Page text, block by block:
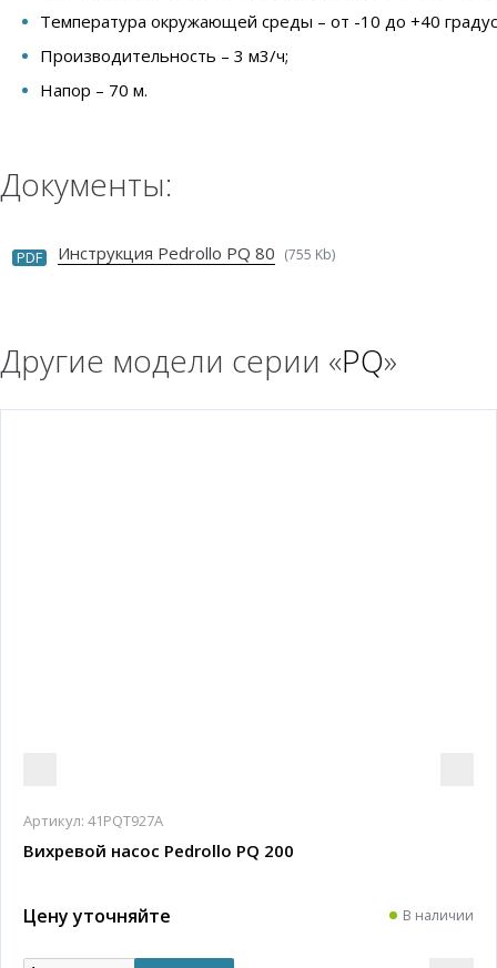
Температура окружающей среды – от -10 до +40
Производительность – 3 м3/ч;
Напор – 70 м.
Документы:
PDF Инструкция Pedrollo PQ 80 (755 Kb)
Другие модели серии «PQ»
Артикул: 41PQT927A
Вихревой насос Pedrollo PQ 200
Цену уточняйте В наличии